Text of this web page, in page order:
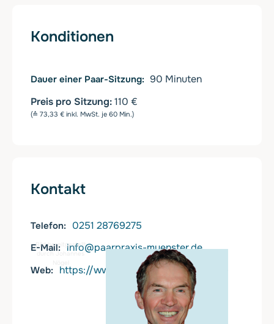
Konditionen
Dauer einer Paar-Sitzung 90 Minuten
Preis pro Sitzung:110 €
(≙ 73,33 € inkl. MwSt. je 60 Min.)
Kontakt
Telefon 0251 28769275
E-Mail info@paarpraxis-muenster.de
Web https://www.paarpraxis-muenster.de
Bild bereitgestellt
durch Johannes